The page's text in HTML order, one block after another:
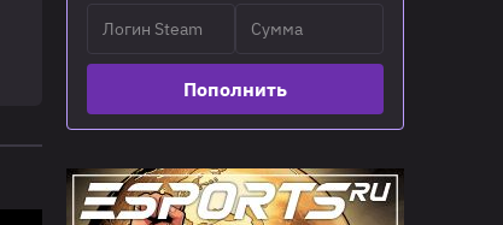
Пополнить